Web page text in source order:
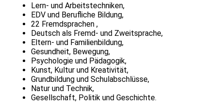
Lern- und Arbeitstechniken,
EDV und Berufliche Bildung,
22 Fremdsprachen ,
Deutsch als Fremd- und Zweitsprache,
Eltern- und Familienbildung,
Gesundheit, Bewegung,
Psychologie und Pädagogik,
Kunst, Kultur und Kreativität,
Grundbildung und Schulabschlüsse,
Natur und Technik,
Gesellschaft, Politik und Geschichte.